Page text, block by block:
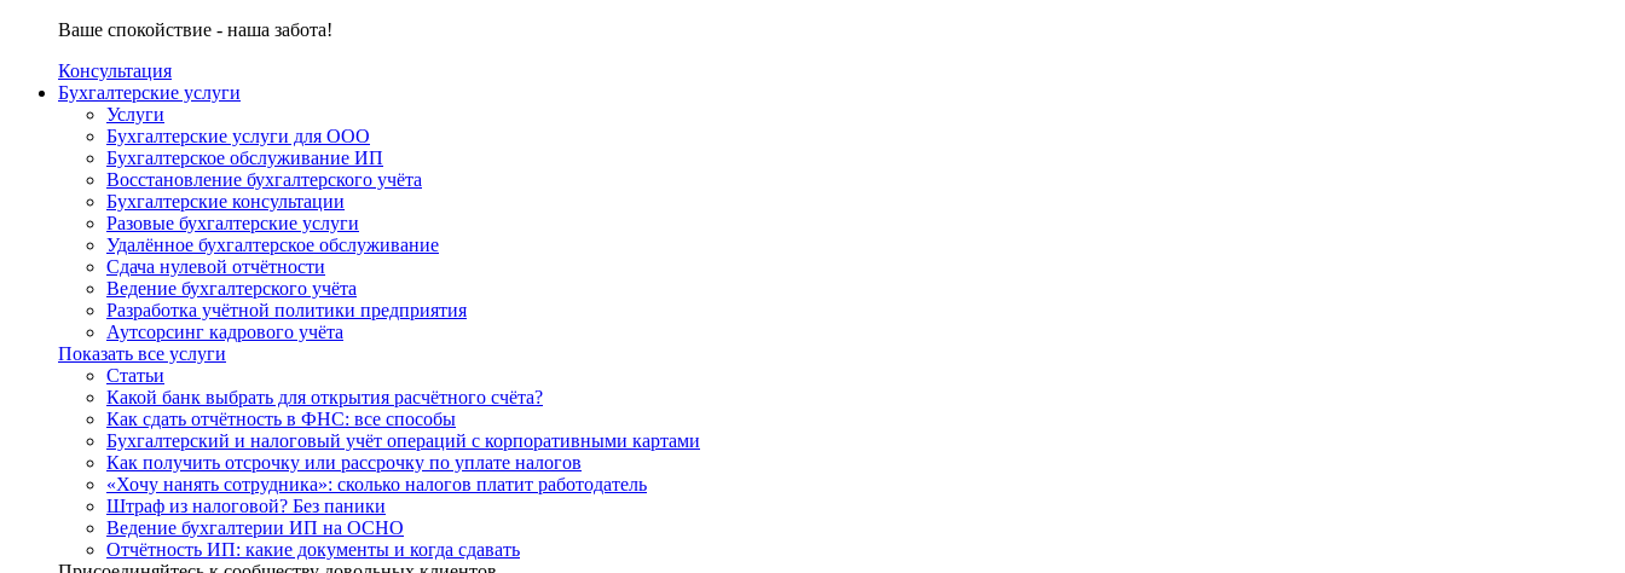
Ваше спокойствие - наша забота!
Консультация
Бухгалтерские услуги
Услуги
Бухгалтерские услуги для ООО
Бухгалтерское обслуживание ИП
Восстановление бухгалтерского учёта
Бухгалтерские консультации
Разовые бухгалтерские услуги
Удалённое бухгалтерское обслуживание
Сдача нулевой отчётности
Ведение бухгалтерского учёта
Разработка учётной политики предприятия
Аутсорсинг кадрового учёта
Показать все услуги
Статьи
Какой банк выбрать для открытия расчётного счёта?
Как сдать отчётность в ФНС: все способы
Бухгалтерский и налоговый учёт операций с корпоративными картами
Как получить отсрочку или рассрочку по уплате налогов
«Хочу нанять сотрудника»: сколько налогов платит работодатель
Штраф из налоговой? Без паники
Ведение бухгалтерии ИП на ОСНО
Отчётность ИП: какие документы и когда сдавать